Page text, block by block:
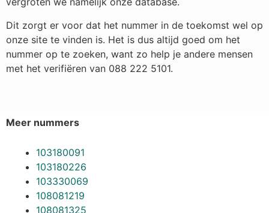
Dit zorgt er voor dat het nummer in de toekomst wel op
onze site te vinden is. Het is dus altijd goed om het
nummer op te zoeken, want zo help je andere mensen
met het verifiëren van 088 222 5101.
Meer nummers
103180091
103180226
103330069
108081219
108081325